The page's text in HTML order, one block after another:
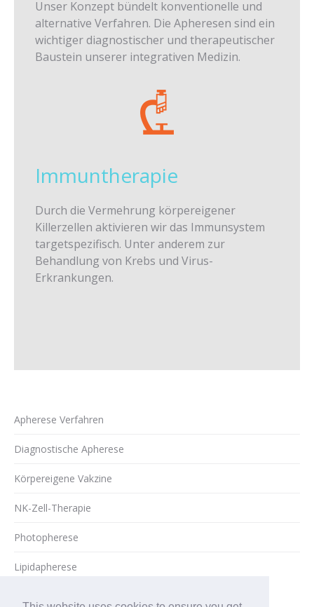
Unser Konzept bündelt konventionelle und
alternative Verfahren. Die Apheresen sind ein
wichtiger diagnostischer und therapeutischer
Baustein unserer integrativen Medizin.
Immuntherapie
Durch die Vermehrung körpereigener
Killerzellen aktivieren wir das Immunsystem
targetspezifisch. Unter anderem zur
Behandlung von Krebs und Virus-
Erkrankungen.
Apherese Verfahren
Diagnostische Apherese
Körpereigene Vakzine
NK-Zell-Therapie
Photopherese
Lipidapherese